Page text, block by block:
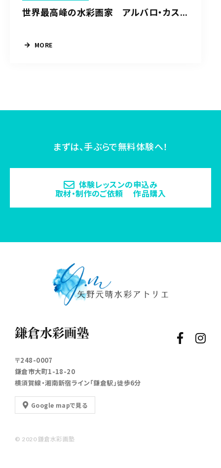
世界最高峰の水彩画家 アルバロ・カス...
MORE
まずは、手ぶらで無料体験へ！
体験レッスンの申込み
取材・制作のご依頼 作品購入
〒248-0007
鎌倉市大町1-18-20
横須賀線・湘南新宿ライン「鎌倉駅」徒歩6分
Google mapで見る
© 2020 鎌倉水彩画塾